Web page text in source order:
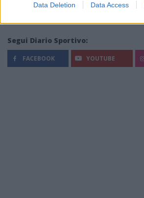
Data Deletion Data Access
Segui Diario Sportivo:
FACEBOOK YOUTUBE